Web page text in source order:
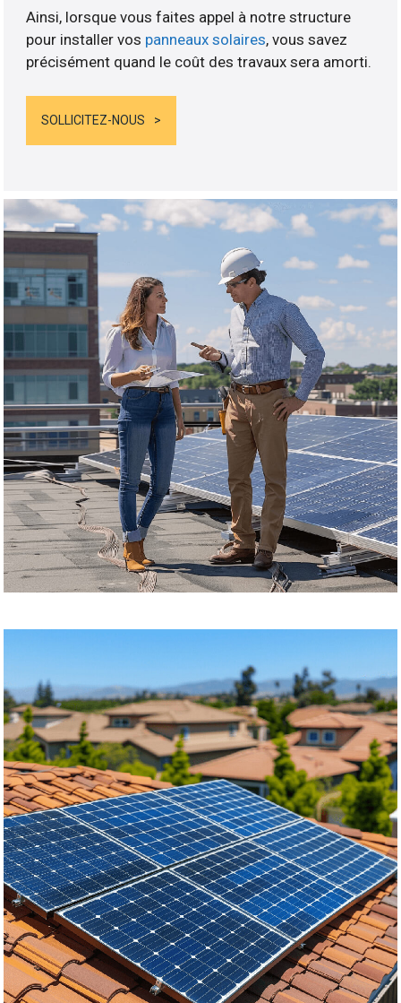
Ainsi, lorsque vous faites appel à notre structure
pour installer vos panneaux solaires, vous savez
précisément quand le coût des travaux sera amorti.
SOLLICITEZ-NOUS